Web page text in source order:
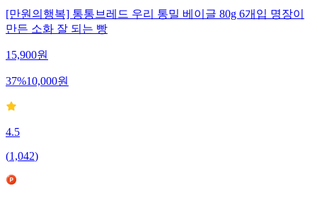
[만원의행복] 통통브레드 우리 통밀 베이글 80g 6개입 명장이
만든 소화 잘 되는 빵
15,900원
37%10,000원
4.5
(1,042)